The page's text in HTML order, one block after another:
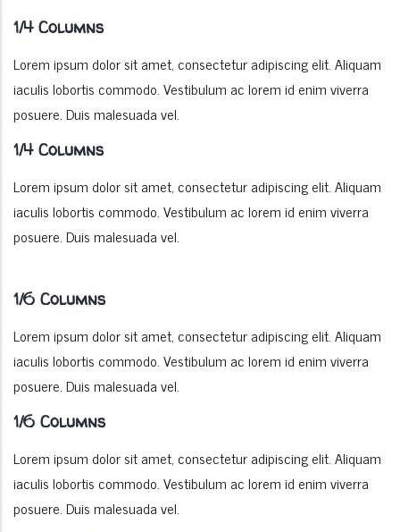
1/4 Columns
Lorem ipsum dolor sit amet, consectetur adipiscing elit. Aliquam
iaculis lobortis commodo. Vestibulum ac lorem id enim viverra
posuere. Duis malesuada vel.
1/4 Columns
Lorem ipsum dolor sit amet, consectetur adipiscing elit. Aliquam
iaculis lobortis commodo. Vestibulum ac lorem id enim viverra
posuere. Duis malesuada vel.
1/6 Columns
Lorem ipsum dolor sit amet, consectetur adipiscing elit. Aliquam
iaculis lobortis commodo. Vestibulum ac lorem id enim viverra
posuere. Duis malesuada vel.
1/6 Columns
Lorem ipsum dolor sit amet, consectetur adipiscing elit. Aliquam
iaculis lobortis commodo. Vestibulum ac lorem id enim viverra
posuere. Duis malesuada vel.